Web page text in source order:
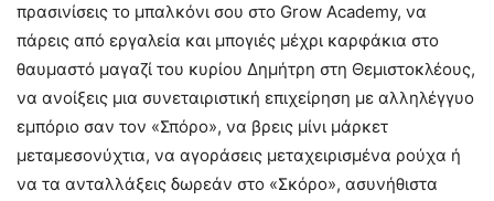
πρασινίσεις το μπαλκόνι σου στο Grow Academy, να
πάρεις από εργαλεία και μπογιές μέχρι καρφάκια στο
θαυμαστό μαγαζί του κυρίου Δημήτρη στη Θεμιστοκλέους,
να ανοίξεις μια συνεταιριστική επιχείρηση με αλληλέγγυο
εμπόριο σαν τον «Σπόρο», να βρεις μίνι μάρκετ
μεταμεσονύχτια, να αγοράσεις μεταχειρισμένα ρούχα ή
να τα ανταλλάξεις δωρεάν στο «Σκόρο», ασυνήθιστα